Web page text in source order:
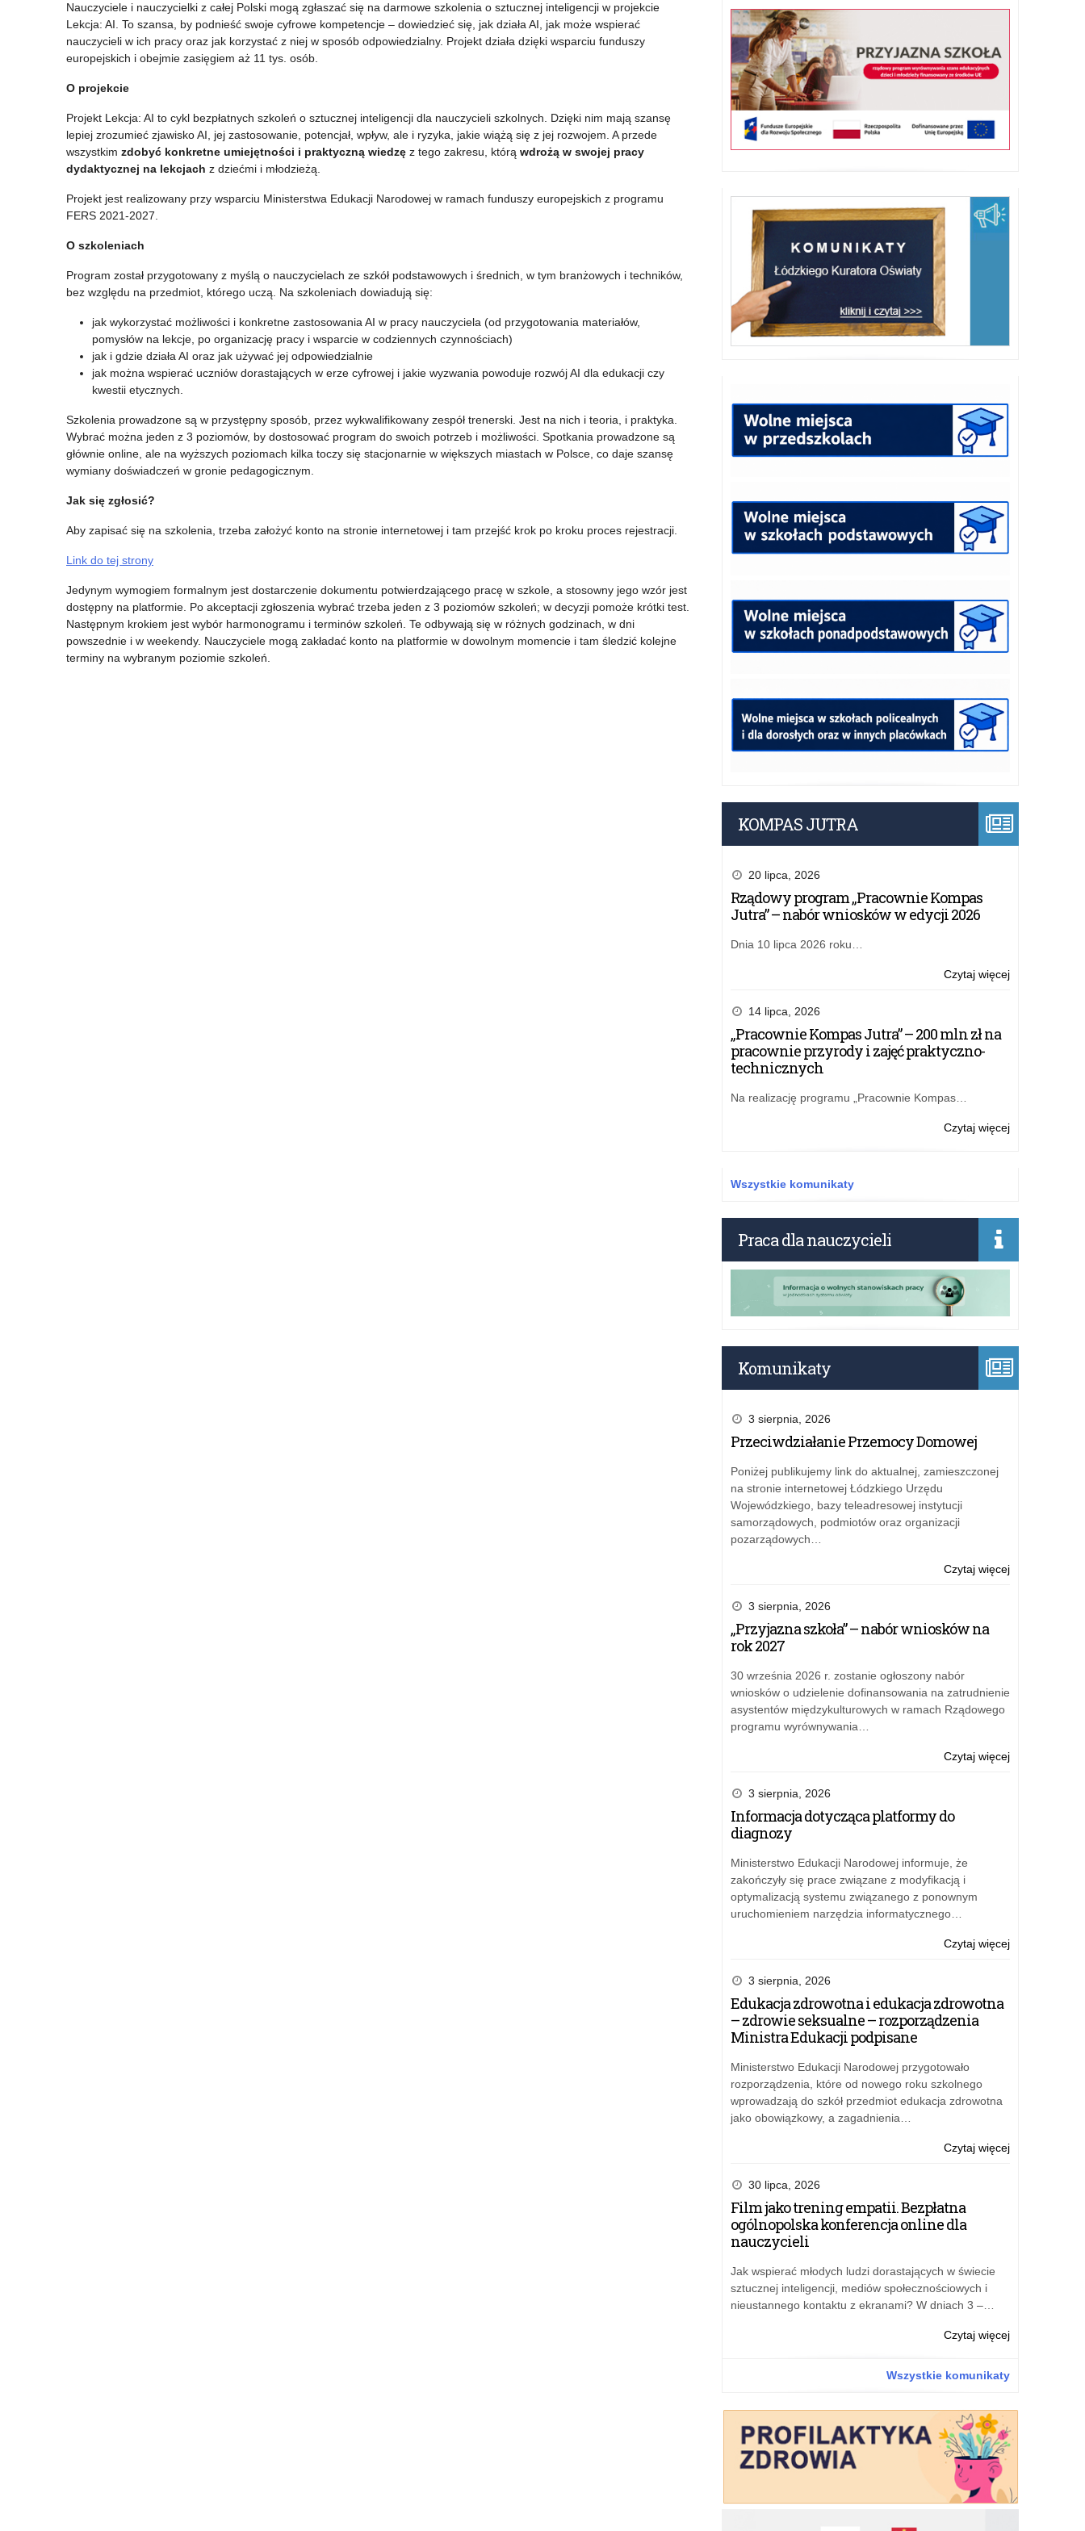
Nauczyciele i nauczycielki z całej Polski mogą zgłaszać się na darmowe szkolenia o sztucznej inteligencji w projekcie
Lekcja: AI. To szansa, by podnieść swoje cyfrowe kompetencje – dowiedzieć się, jak działa AI, jak może wspierać
nauczycieli w ich pracy oraz jak korzystać z niej w sposób odpowiedzialny. Projekt działa dzięki wsparciu funduszy
europejskich i obejmie zasięgiem aż 11 tys. osób.
O projekcie
Projekt Lekcja: AI to cykl bezpłatnych szkoleń o sztucznej inteligencji dla nauczycieli szkolnych. Dzięki nim mają szansę
lepiej zrozumieć zjawisko AI, jej zastosowanie, potencjał, wpływ, ale i ryzyka, jakie wiążą się z jej rozwojem. A przede
wszystkim zdobyć konkretne umiejętności i praktyczną wiedzę z tego zakresu, którą wdrożą w swojej pracy
dydaktycznej na lekcjach z dziećmi i młodzieżą.
Projekt jest realizowany przy wsparciu Ministerstwa Edukacji Narodowej w ramach funduszy europejskich z programu
FERS 2021-2027.
O szkoleniach
Program został przygotowany z myślą o nauczycielach ze szkół podstawowych i średnich, w tym branżowych i techników,
bez względu na przedmiot, którego uczą. Na szkoleniach dowiadują się:
jak wykorzystać możliwości i konkretne zastosowania AI w pracy nauczyciela (od przygotowania materiałów,
pomysłów na lekcje, po organizację pracy i wsparcie w codziennych czynnościach)
jak i gdzie działa AI oraz jak używać jej odpowiedzialnie
jak można wspierać uczniów dorastających w erze cyfrowej i jakie wyzwania powoduje rozwój AI dla edukacji czy
kwestii etycznych.
Szkolenia prowadzone są w przystępny sposób, przez wykwalifikowany zespół trenerski. Jest na nich i teoria, i praktyka.
Wybrać można jeden z 3 poziomów, by dostosować program do swoich potrzeb i możliwości. Spotkania prowadzone są
głównie online, ale na wyższych poziomach kilka toczy się stacjonarnie w większych miastach w Polsce, co daje szansę
wymiany doświadczeń w gronie pedagogicznym.
Jak się zgłosić?
Aby zapisać się na szkolenia, trzeba założyć konto na stronie internetowej i tam przejść krok po kroku proces rejestracji.
Link do tej strony
Jedynym wymogiem formalnym jest dostarczenie dokumentu potwierdzającego pracę w szkole, a stosowny jego wzór jest
dostępny na platformie. Po akceptacji zgłoszenia wybrać trzeba jeden z 3 poziomów szkoleń; w decyzji pomoże krótki test.
Następnym krokiem jest wybór harmonogramu i terminów szkoleń. Te odbywają się w różnych godzinach, w dni
powszednie i w weekendy. Nauczyciele mogą zakładać konto na platformie w dowolnym momencie i tam śledzić kolejne
terminy na wybranym poziomie szkoleń.
do
udziału
w
materiałów
edukacyjnych
wspierających
pracę
wielokulturowych
edycja
konkursu
grantowego
utworzenia
Specjalistycznych
Centrów
Wspierających
(SCWEW)
KOMPAS JUTRA
20 lipca, 2026
Rządowy program „Pracownie Kompas
Jutra” – nabór wniosków w edycji 2026
Dnia 10 lipca 2026 roku…
Czytaj więcejo:
14 lipca, 2026
„Pracownie Kompas Jutra” – 200 mln zł na
pracownie przyrody i zajęć praktyczno-
technicznych
Na realizację programu „Pracownie Kompas…
Czytaj więcejo:
Wszystkie komunikaty
Praca dla nauczycieli
Komunikaty
3 sierpnia, 2026
Przeciwdziałanie Przemocy Domowej
Poniżej publikujemy link do aktualnej, zamieszczonej
na stronie internetowej Łódzkiego Urzędu
Wojewódzkiego, bazy teleadresowej instytucji
samorządowych, podmiotów oraz organizacji
pozarządowych…
Czytaj więcejo:
3 sierpnia, 2026
„Przyjazna szkoła” – nabór wniosków na
rok 2027
30 września 2026 r. zostanie ogłoszony nabór
wniosków o udzielenie dofinansowania na zatrudnienie
asystentów międzykulturowych w ramach Rządowego
programu wyrównywania…
Czytaj więcejo:
3 sierpnia, 2026
Informacja dotycząca platformy do
diagnozy
Ministerstwo Edukacji Narodowej informuje, że
zakończyły się prace związane z modyfikacją i
optymalizacją systemu związanego z ponownym
uruchomieniem narzędzia informatycznego…
Czytaj więcejo:
3 sierpnia, 2026
Edukacja zdrowotna i edukacja zdrowotna
– zdrowie seksualne – rozporządzenia
Ministra Edukacji podpisane
Ministerstwo Edukacji Narodowej przygotowało
rozporządzenia, które od nowego roku szkolnego
wprowadzają do szkół przedmiot edukacja zdrowotna
jako obowiązkowy, a zagadnienia…
Czytaj więcejo:
30 lipca, 2026
Film jako trening empatii. Bezpłatna
ogólnopolska konferencja online dla
nauczycieli
Jak wspierać młodych ludzi dorastających w świecie
sztucznej inteligencji, mediów społecznościowych i
nieustannego kontaktu z ekranami? W dniach 3 –…
Czytaj więcejo:
nauczycieli
Wszystkie komunikaty